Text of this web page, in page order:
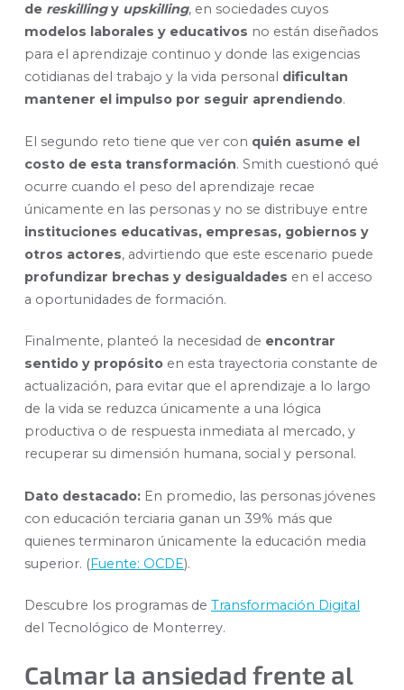
de reskillingy upskilling, en sociedades cuyos
modelos laborales y educativos no están diseñados
para el aprendizaje continuo y donde las exigencias
cotidianas del trabajo y la vida personal dificultan
mantener el impulso por seguir aprendiendo.
El segundo reto tiene que ver con quién asume el
costo de esta transformación. Smith cuestionó qué
ocurre cuando el peso del aprendizaje recae
únicamente en las personas y no se distribuye entre
instituciones educativas, empresas, gobiernos y
otros actores, advirtiendo que este escenario puede
profundizar brechas y desigualdades en el acceso
a oportunidades de formación.
Finalmente, planteó la necesidad de encontrar
sentido y propósito en esta trayectoria constante de
actualización, para evitar que el aprendizaje a lo largo
de la vida se reduzca únicamente a una lógica
productiva o de respuesta inmediata al mercado, y
recuperar su dimensión humana, social y personal.
Dato destacado: En promedio, las personas jóvenes
con educación terciaria ganan un 39% más que
quienes terminaron únicamente la educación media
superior. (Fuente: OCDE).
Descubre los programas de Transformación Digital
del Tecnológico de Monterrey.
Calmar la ansiedad frente al